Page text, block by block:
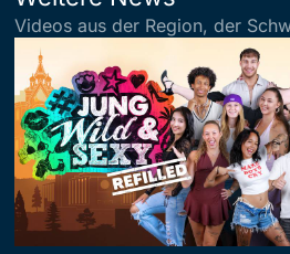
Videos aus der Region, der